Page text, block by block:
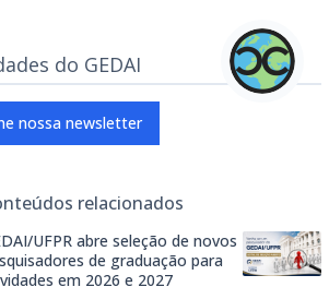
do GEDAI
nossa newsletter
relacionados
UFPR abre seleção de novos
de graduação para
em 2026 e 2027